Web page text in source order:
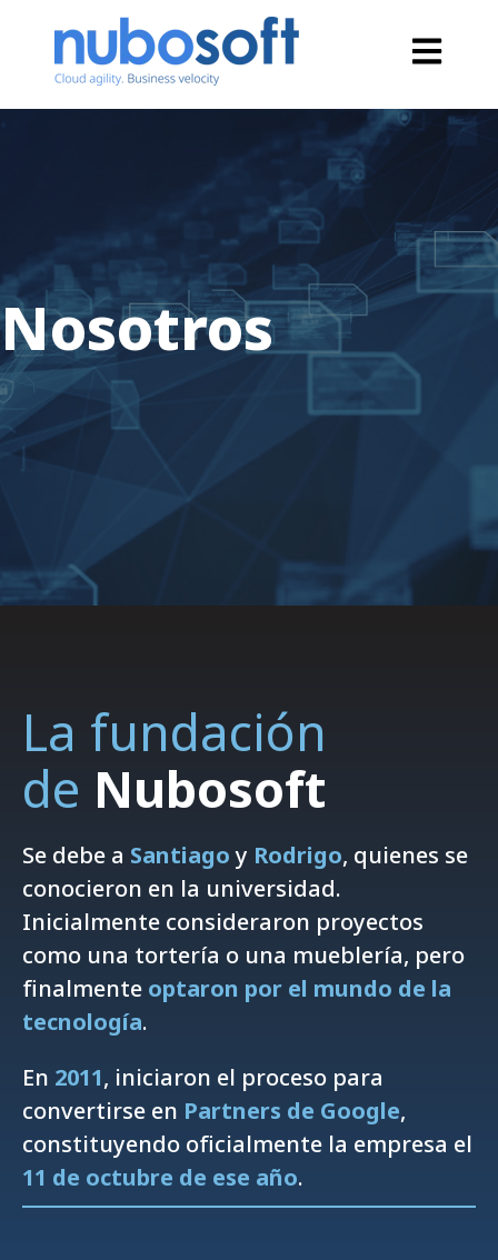
Open
Nosotros
La fundación
de Nubosoft
Se debe a Santiagoy Rodrigo, quienes se
conocieron en la universidad.
Inicialmente consideraron proyectos
como una tortería o una mueblería, pero
finalmente optaron por el mundo de la
tecnología.
En 2011, iniciaron el proceso para
convertirse en Partners de Google,
constituyendo oficialmente la empresa el
11 de octubre de ese año.